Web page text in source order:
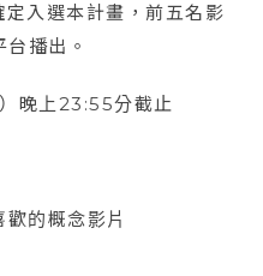
入選本計畫，前五名影
播出。
晚上23:55分截止
的概念影片